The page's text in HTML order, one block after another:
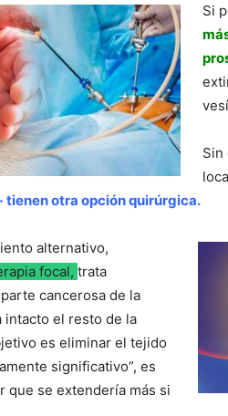
Si
Sin
tienen otra opción quirúrgica.
alternativo,
focal, trata
cancerosa de la
intacto el resto de la
es eliminar el tejido
significativo”, es
que se extendería más si